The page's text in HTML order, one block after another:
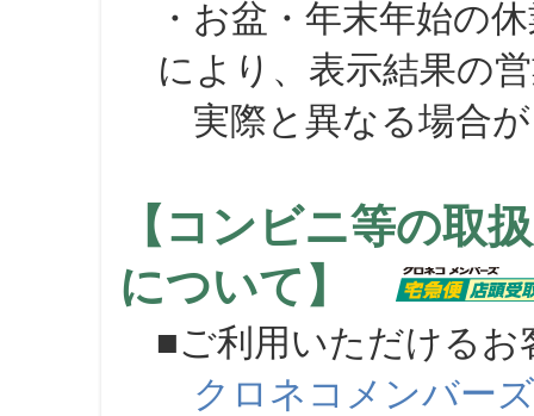
・お盆・年末年始の
により、表示結果の
実際と異なる場合が
【コンビニ等の取
について】
■ご利用いただけるお
クロネコメンバーズ